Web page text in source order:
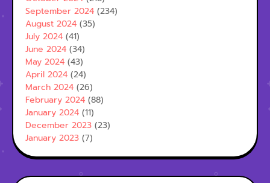
September 2024 (234)
August 2024 (35)
July 2024 (41)
June 2024 (34)
May 2024 (43)
April 2024 (24)
March 2024 (26)
February 2024 (88)
January 2024 (11)
December 2023 (23)
January 2023 (7)